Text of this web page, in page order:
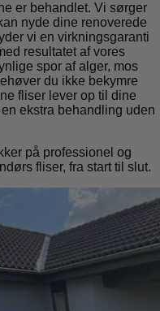
er behandlet. Vi sørger
nyde dine renoverede
vi en virkningsgaranti
resultatet af vores
spor af alger, mos
du ikke bekymre
fliser lever op til dine
ekstra behandling uden
på professionel og
fliser, fra start til slut.